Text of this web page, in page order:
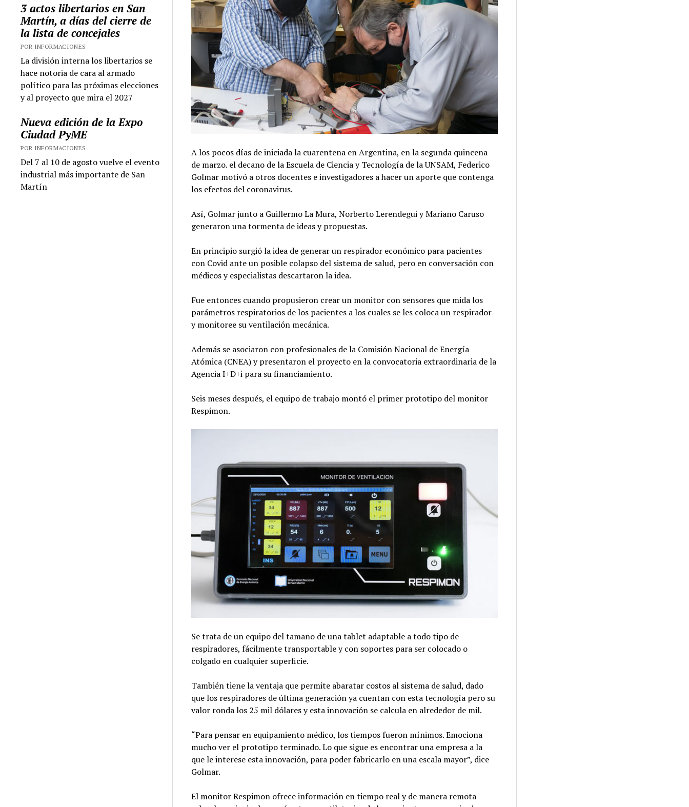
3 actos libertarios en San
Martín, a días del cierre de
la lista de concejales
POR INFORMACIONES
La división interna los libertarios se
hace notoria de cara al armado
político para las próximas elecciones
y al proyecto que mira el 2027
Nueva edición de la Expo
Ciudad PyME
POR INFORMACIONES
Del 7 al 10 de agosto vuelve el evento
industrial más importante de San
Martín
A los pocos días de iniciada la cuarentena en Argentina, en la segunda quincena
de marzo. el decano de la Escuela de Ciencia y Tecnología de la UNSAM, Federico
Golmar motivó a otros docentes e investigadores a hacer un aporte que contenga
los efectos del coronavirus.
Así, Golmar junto a Guillermo La Mura, Norberto Lerendegui y Mariano Caruso
generaron una tormenta de ideas y propuestas.
En principio surgió la idea de generar un respirador económico para pacientes
con Covid ante un posible colapso del sistema de salud, pero en conversación con
médicos y especialistas descartaron la idea.
Fue entonces cuando propusieron crear un monitor con sensores que mida los
parámetros respiratorios de los pacientes a los cuales se les coloca un respirador
y monitoree su ventilación mecánica.
Además se asociaron con profesionales de la Comisión Nacional de Energía
Atómica (CNEA) y presentaron el proyecto en la convocatoria extraordinaria de la
Agencia I+D+i para su financiamiento.
Seis meses después, el equipo de trabajo montó el primer prototipo del monitor
Respimon.
Se trata de un equipo del tamaño de una tablet adaptable a todo tipo de
respiradores, fácilmente transportable y con soportes para ser colocado o
colgado en cualquier superficie.
También tiene la ventaja que permite abaratar costos al sistema de salud, dado
que los respiradores de última generación ya cuentan con esta tecnología pero su
valor ronda los 25 mil dólares y esta innovación se calcula en alrededor de mil.
“Para pensar en equipamiento médico, los tiempos fueron mínimos. Emociona
mucho ver el prototipo terminado. Lo que sigue es encontrar una empresa a la
que le interese esta innovación, para poder fabricarlo en una escala mayor”, dice
Golmar.
El monitor Respimon ofrece información en tiempo real y de manera remota